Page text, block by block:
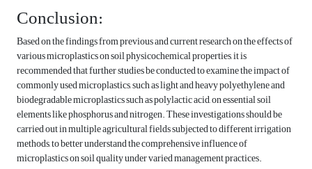
Conclusion:
Based on the findings from previous and current research on the effects of
various microplastics on soil physicochemical properties, it is
recommended that further studies be conducted to examine the impact of
commonly used microplastics, such as light and heavy polyethylene and
biodegradable microplastics such as polylactic acid, on essential soil
elements like phosphorus and nitrogen. These investigations should be
carried out in multiple agricultural fields subjected to different irrigation
methods, to better understand the comprehensive influence of
microplastics on soil quality under varied management practices.